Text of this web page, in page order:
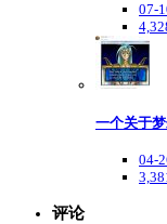
07-
一个关于
04-
评论